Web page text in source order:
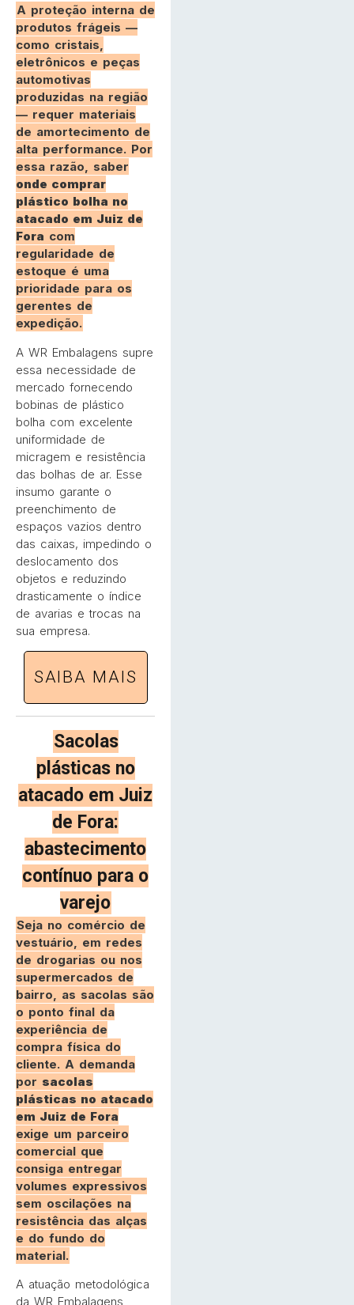
A proteção interna de
produtos frágeis —
como cristais,
eletrônicos e peças
automotivas
produzidas na região
— requer materiais
de amortecimento de
alta performance. Por
essa razão, saber
onde comprar
plástico bolha no
atacado em Juiz de
Fora com
regularidade de
estoque é uma
prioridade para os
gerentes de
expedição.
A WR Embalagens supre
essa necessidade de
mercado fornecendo
bobinas de plástico
bolha com excelente
uniformidade de
micragem e resistência
das bolhas de ar. Esse
insumo garante o
preenchimento de
espaços vazios dentro
das caixas, impedindo o
deslocamento dos
objetos e reduzindo
drasticamente o índice
de avarias e trocas na
sua empresa.
SAIBA MAIS
Sacolas
plásticas no
atacado em Juiz
de Fora:
abastecimento
contínuo para o
varejo
Seja no comércio de
vestuário, em redes
de drogarias ou nos
supermercados de
bairro, as sacolas são
o ponto final da
experiência de
compra física do
cliente. A demanda
por sacolas
plásticas no atacado
em Juiz de Fora
exige um parceiro
comercial que
consiga entregar
volumes expressivos
sem oscilações na
resistência das alças
e do fundo do
material.
A atuação metodológica
da WR Embalagens